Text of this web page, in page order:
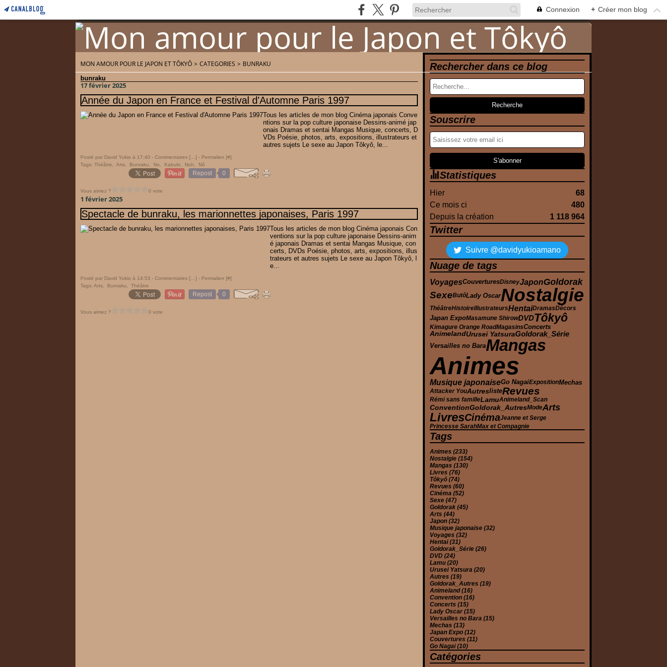
Connexion + Créer mon blog
MON AMOUR POUR LE JAPON ET TÔKYÔ > CATEGORIES > BUNRAKU
bunraku
17 février 2025
Année du Japon en France et Festival d'Automne Paris 1997
Tous les articles de mon blog Cinéma japonais Conve
ntions sur la pop culture japonaise Dessins-animé jap
onais Dramas et sentai Mangas Musique, concerts, D
VDs Poésie, photos, arts, expositions, illustrateurs et
autres sujets Le sexe au Japon Tôkyô, le...
Posté par David Yukio à 17:40 - Commentaires [ ] - Permalien [#]
Tags: Théâtre Arts Bunraku No Kabuki Noh Nô
Repost 0
Vous aimez ? 0 vote
1 février 2025
Spectacle de bunraku, les marionnettes japonaises, Paris 1997
Tous les articles de mon blog Cinéma japonais Con
ventions sur la pop culture japonaise Dessins-anim
é japonais Dramas et sentai Mangas Musique, con
certs, DVDs Poésie, photos, arts, expositions, illus
trateurs et autres sujets Le sexe au Japon Tôkyô, l
e...
Posté par David Yukio à 14:53 - Commentaires [ ] - Permalien [#]
Tags: Arts Bunraku Théâtre
Repost 0
Vous aimez ? 0 vote
Rechercher dans ce blog
Souscrire
Statistiques
Hier
68
Ce mois ci
480
Depuis la création
1 118 964
Twitter
Suivre @davidyukioamano
Nuage de tags
VoyagesCouverturesDisneyJaponGoldorak
SexeButôLady OscarNostalgie
ThéâtreHistoireIllustrateursHentaiDramasDécors
Japan ExpoMasamune ShirowDVDTôkyô
Kimagure Orange RoadMagasinsConcerts
AnimelandUrusei YatsuraGoldorak_Série
Versailles no BaraMangas
Animes
Musique japonaiseGo NagaiExpositionMechas
Attacker YouAutreslisteRevues
Rémi sans familleLamuAnimeland_Scan
ConventionGoldorak_AutresModeArts
LivresCinémaJeanne et Serge
Princesse SarahMax et Compagnie
Tags
Animes (233)
Nostalgie (154)
Mangas (130)
Livres (76)
Tôkyô (74)
Revues (60)
Cinéma (52)
Sexe (47)
Goldorak (45)
Arts (44)
Japon (32)
Musique japonaise (32)
Voyages (32)
Hentai(31)
Goldorak_Série (26)
DVD (24)
Lamu (20)
Urusei Yatsura (20)
Autres (19)
Goldorak_Autres (19)
Animeland(16)
Convention (16)
Concerts (15)
Lady Oscar (15)
Versailles no Bara (15)
Mechas (13)
Japan Expo (12)
Couvertures (11)
Go Nagai(10)
Catégories